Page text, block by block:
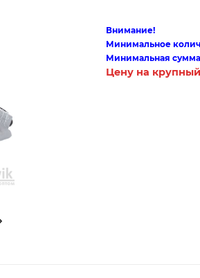
Внимание!
Минимальное
Минимальная сумма
Цену на